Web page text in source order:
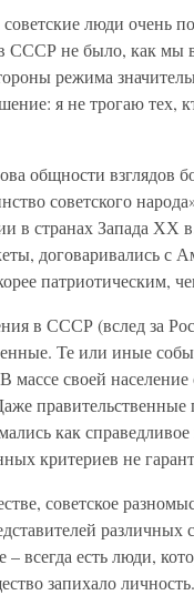
люди очень
СССР не было, как мы
режима
я не трогаю тех,
общности взглядов
советского
в странах Запада ХХ
договаривались с
патриотическим,
в СССР (вслед за
Те или иные
массе своей
правительственные
как
критериев не
советское
– всегда есть люди,
запихало